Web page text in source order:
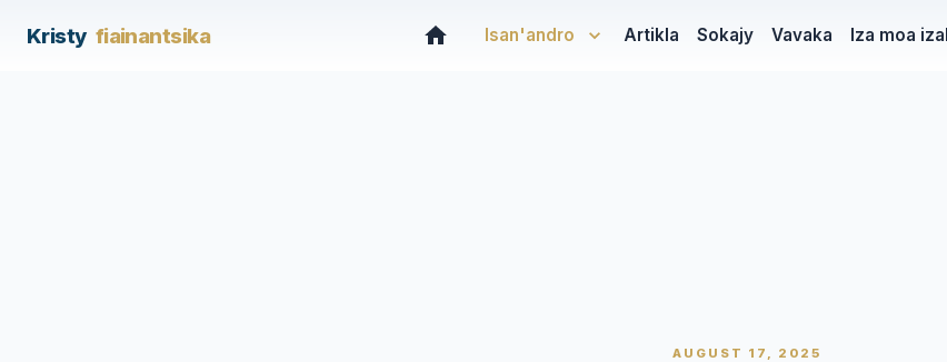
Kristy fiainantsika Isan'andro Artikla Sokajy Vavaka Iza moa
AUGUST 17, 2025